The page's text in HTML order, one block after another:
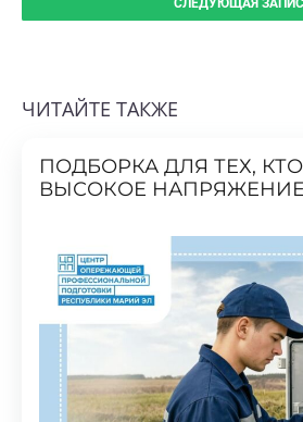
ВЫСОКОЕ НАПРЯЖЕНИЕ!